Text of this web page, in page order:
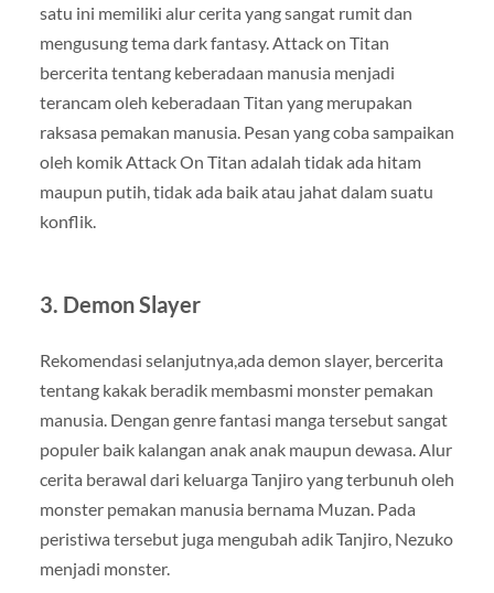
satu ini memiliki alur cerita yang sangat rumit dan
mengusung tema dark fantasy. Attack on Titan
bercerita tentang keberadaan manusia menjadi
terancam oleh keberadaan Titan yang merupakan
raksasa pemakan manusia. Pesan yang coba sampaikan
oleh komik Attack On Titan adalah tidak ada hitam
maupun putih, tidak ada baik atau jahat dalam suatu
konflik.
3. Demon Slayer
Rekomendasi selanjutnya,ada demon slayer, bercerita
tentang kakak beradik membasmi monster pemakan
manusia. Dengan genre fantasi manga tersebut sangat
populer baik kalangan anak anak maupun dewasa. Alur
cerita berawal dari keluarga Tanjiro yang terbunuh oleh
monster pemakan manusia bernama Muzan. Pada
peristiwa tersebut juga mengubah adik Tanjiro, Nezuko
menjadi monster.